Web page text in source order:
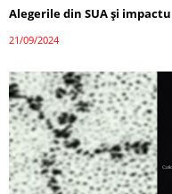
Alegerile din SUA și
21/09/2024